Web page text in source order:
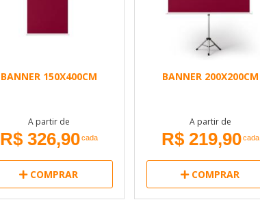
BANNER 150X400CM
A partir de
R$ 326,90 cada
COMPRAR
BANNER 200X200CM
A partir de
R$ 219,90 cada
COMPRAR